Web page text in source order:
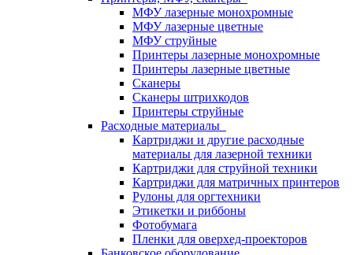
МФУ лазерные монохромные
МФУ лазерные цветные
МФУ струйные
Принтеры лазерные монохромные
Принтеры лазерные цветные
Сканеры
Сканеры штрихкодов
Принтеры струйные
Расходные материалы
Картриджи и другие расходные
материалы для лазерной техники
Картриджи для струйной техники
Картриджи для матричных принтеров
Рулоны для оргтехники
Этикетки и риббоны
Фотобумага
Пленки для оверхед-проекторов